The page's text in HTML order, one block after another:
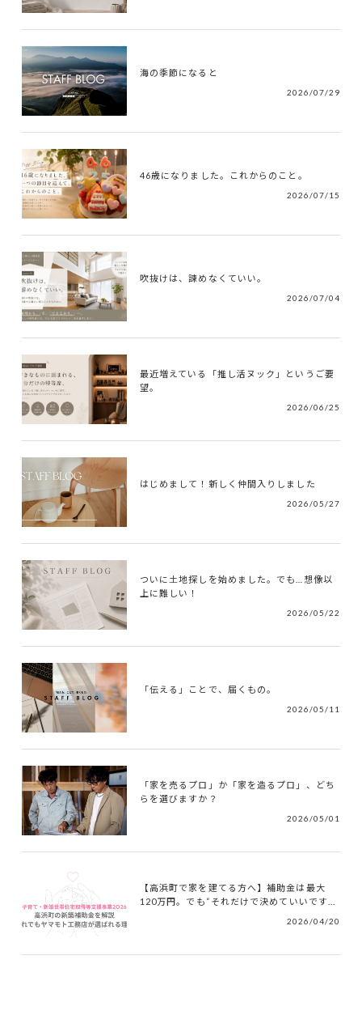
海の季節になると
2026/07/29
46歳になりました。これからのこと。
2026/07/15
吹抜けは、諫めなくていい。
2026/07/04
最近増えている「推し活ヌック」というご要
望。
2026/06/25
はじめまして！新しく仲間入りしました
2026/05/27
ついに土地探しを始めました。でも…想像以
上に難しい！
2026/05/22
「伝える」ことで、届くもの。
2026/05/11
「家を売るプロ」か「家を造るプロ」、どち
らを選びますか？
2026/05/01
【高浜町で家を建てる方へ】補助金は最大
120万円。でも“それだけで決めていいです...
2026/04/20